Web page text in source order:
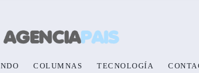
COLUMNAS TECNOLOGÍA